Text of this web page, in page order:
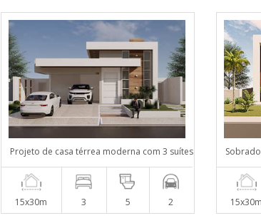
Projeto de casa térrea moderna com 3 suítes
15x30m 3 5 2 15x30m